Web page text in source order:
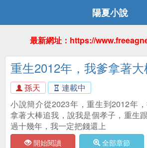
陽夏小說
最新網址：https://
重生2012年，我爹拿著大
孫天
連載中
小說簡介從2023年，重生到2012年
拿著大棒追我，說我是個孝子，重生
過十幾年，我一定把錢還上
開始閱讀 全部章節